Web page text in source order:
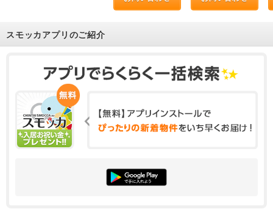
スモッカアプリのご紹介